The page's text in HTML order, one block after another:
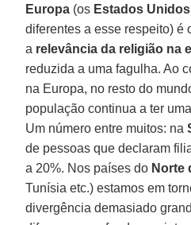
Europa (os Estados Unidos
diferentes a esse respeito) é
a relevância da religião na
reduzida a uma fagulha. Ao
na Europa, no resto do
população continua a ter
Um número entre muitos: na
de pessoas que declaram
a 20%. Nos países do Norte
Tunísia etc.) estamos em
divergência demasiado